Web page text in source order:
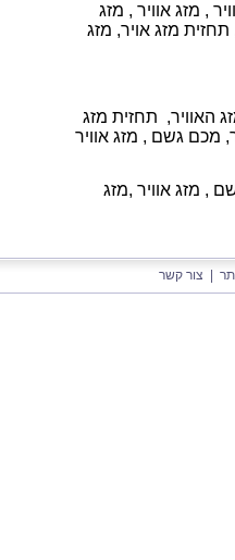
, מזג אוויר , מזג
מזג אויר, מזג
האוויר, תחזית מזג
מכם גשם , מזג אוויר
, מזג אוויר ,מזג
צור קשר